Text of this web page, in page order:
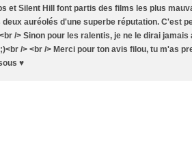
et Silent Hill font partis des films les plus
auréolés d'une superbe réputation. C'est
/> Sinon pour les ralentis, je ne le dirai
/> <br /> Merci pour ton avis filou, tu m'as
♥